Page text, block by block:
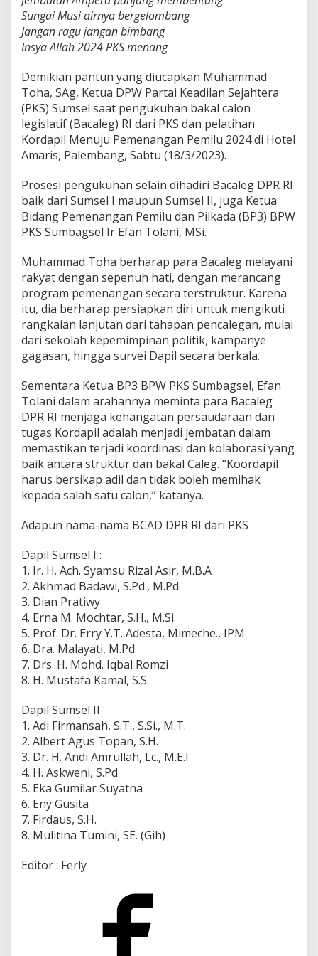
e
n
g
a
e
l
a
y
a
n
e
p
e
n
u
H
a
i
Sungai Musi airnya bergelombang
Jangan ragu jangan bimbang
Insya Allah 2024 PKS menang
Demikian pantun yang diucapkan Muhammad
Toha, SAg, Ketua DPW Partai Keadilan Sejahtera
(PKS) Sumsel saat pengukuhan bakal calon
legislatif (Bacaleg) RI dari PKS dan pelatihan
Kordapil Menuju Pemenangan Pemilu 2024 di Hotel
Amaris, Palembang, Sabtu (18/3/2023).
Prosesi pengukuhan selain dihadiri Bacaleg DPR RI
baik dari Sumsel I maupun Sumsel II, juga Ketua
Bidang Pemenangan Pemilu dan Pilkada (BP3) BPW
PKS Sumbagsel Ir Efan Tolani, MSi.
Muhammad Toha berharap para Bacaleg melayani
rakyat dengan sepenuh hati, dengan merancang
program pemenangan secara terstruktur. Karena
itu, dia berharap persiapkan diri untuk mengikuti
rangkaian lanjutan dari tahapan pencalegan, mulai
dari sekolah kepemimpinan politik, kampanye
gagasan, hingga survei Dapil secara berkala.
Sementara Ketua BP3 BPW PKS Sumbagsel, Efan
Tolani dalam arahannya meminta para Bacaleg
DPR RI menjaga kehangatan persaudaraan dan
tugas Kordapil adalah menjadi jembatan dalam
memastikan terjadi koordinasi dan kolaborasi yang
baik antara struktur dan bakal Caleg. “Koordapil
harus bersikap adil dan tidak boleh memihak
kepada salah satu calon,” katanya.
Adapun nama-nama BCAD DPR RI dari PKS
Dapil Sumsel I :
1. Ir. H. Ach. Syamsu Rizal Asir, M.B.A
2. Akhmad Badawi, S.Pd., M.Pd.
3. Dian Pratiwy
4. Erna M. Mochtar, S.H., M.Si.
5. Prof. Dr. Erry Y.T. Adesta, Mimeche., IPM
6. Dra. Malayati, M.Pd.
7. Drs. H. Mohd. Iqbal Romzi
8. H. Mustafa Kamal, S.S.
Dapil Sumsel II
1. Adi Firmansah, S.T., S.Si., M.T.
2. Albert Agus Topan, S.H.
3. Dr. H. Andi Amrullah, Lc., M.E.I
4. H. Askweni, S.Pd
5. Eka Gumilar Suyatna
6. Eny Gusita
7. Firdaus, S.H.
8. Mulitina Tumini, SE. (Gih)
Editor : Ferly